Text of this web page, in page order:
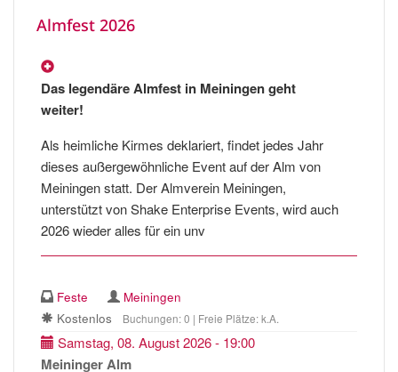
Almfest 2026
Das legendäre Almfest in Meiningen geht
weiter!
Als heimliche Kirmes deklariert, findet jedes Jahr
dieses außergewöhnliche Event auf der Alm von
Meiningen statt. Der Almverein Meiningen,
unterstützt von Shake Enterprise Events, wird auch
2026 wieder alles für ein unv
Feste
Meiningen
Kostenlos
Buchungen: 0 | Freie Plätze: k.A.
Samstag, 08. August 2026 - 19:00
Meininger Alm